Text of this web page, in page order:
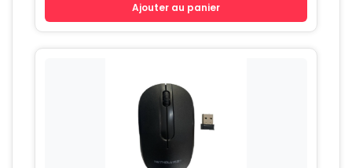
Ajouter au panier